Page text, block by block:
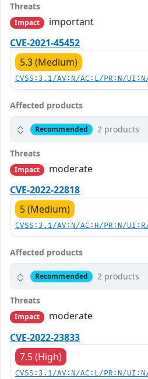
Threats
Impact
important
CVE-2021-45452
5.3 (Medium)
CVSS:3.1/AV:N/AC:L/PR:N/
Affected products
Recommended 2 products
Threats
Impact
moderate
CVE-2022-22818
5 (Medium)
CVSS:3.1/AV:N/AC:H/PR:N/
Affected products
Recommended 2 products
Threats
Impact
moderate
CVE-2022-23833
7.5 (High)
CVSS:3.1/AV:N/AC:L/PR:N/